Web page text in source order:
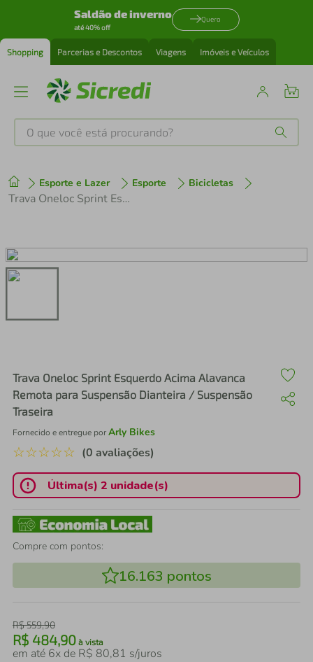
Saldão de inverno
até 40% off
Quero
Shopping Parcerias e Descontos Viagens Imóveis e Veículos
O que você está procurando?
Esporte e Lazer Esporte Bicicletas
Trava Oneloc Sprint Esquerdo Acima Alavanca Remota para Suspensão Dianteira / Suspensão Traseira
Trava Oneloc Sprint Esquerdo Acima Alavanca
Remota para Suspensão Dianteira / Suspensão
Traseira
Fornecido e entregue porArly Bikes
☆☆☆☆☆ (0 avaliações)
Última(s) 2 unidade(s)
Compre com pontos:
16.163 pontos
R$559,90
R$ 484,90 à vista
em até 6x de R$ 80,81 s/juros
1º tenis